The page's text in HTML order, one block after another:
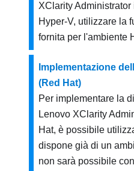
XClarity Administrator
Hyper-V, utilizzare la
fornita per l'ambiente
Implementazione
(Red Hat)
Per implementare la
Lenovo XClarity
Hat, è possibile
dispone già di un
non sarà possibile